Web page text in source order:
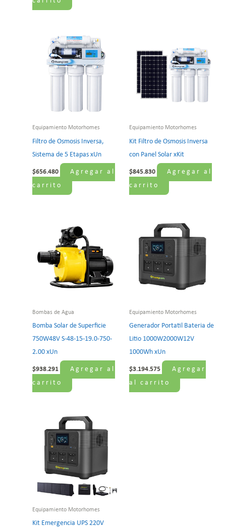
Equipamiento Motorhomes
Filtro de Osmosis Inversa,
Sistema de 5 Etapas xUn
$656.480
Agregar al
carrito
Equipamiento Motorhomes
Kit Filtro de Osmosis Inversa
con Panel Solar xKit
$845.830
Agregar al
carrito
Bombas de Agua
Bomba Solar de Superficie
750W48V S-48-15-19.0-750-
2.00 xUn
$938.291
Agregar al
carrito
Equipamiento Motorhomes
Generador Portatil Bateria de
Litio 1000W2000W12V
1000Wh xUn
$3.194.575
Agregar
al carrito
Equipamiento Motorhomes
Kit Emergencia UPS 220V